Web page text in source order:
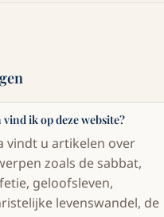
ik op deze website?
vindt u artikelen over
zoals de sabbat,
geloofsleven,
levenswandel, de